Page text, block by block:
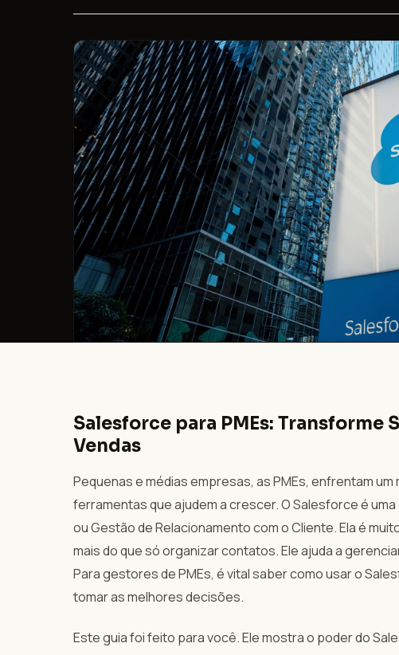
Salesforce para PMEs: Transforme
Vendas
Pequenas e médias empresas, as PMEs, enfrentam
ferramentas que ajudem a crescer. O Salesforce é
ou Gestão de Relacionamento com o Cliente. Ela é
mais do que só organizar contatos. Ele ajuda a
Para gestores de PMEs, é vital saber como usar o
tomar as melhores decisões.
Este guia foi feito para você. Ele mostra o poder do